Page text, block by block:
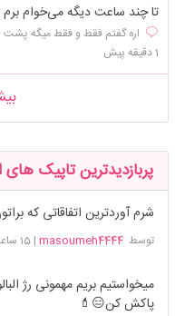
تا چند ساعت دیگه می‌خوام برم
اره گفتم فقط و فقط میگه پشت
1 دقیقه پیش
پربازدیدترین تاپیک های
شرم آوردترین اتفاقاتی که براتون
توسطmasoumeh4444
|15 ساعت پیش
میخواستیم بریم مهمونی رژ
پاکش کن😑💄